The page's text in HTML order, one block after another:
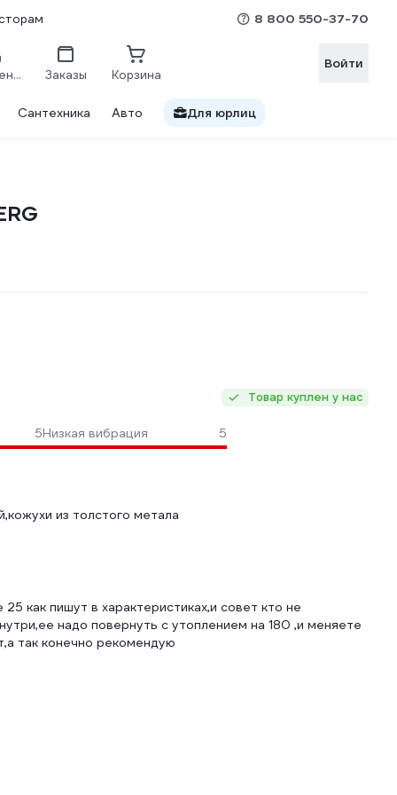
8 800 550-37-70
Сравнение Заказы Корзина
Войти
Сантехника Авто Для юрлиц
Товар куплен у нас
5Низкая вибрация
5
из толстого метала
как пишут в характеристиках,и совет кто не
надо повернуть с утоплением на 180 ,и меняете
так конечно рекомендую